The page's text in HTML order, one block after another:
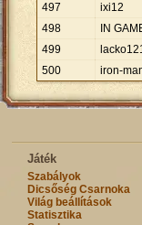
497
ixi12
498
IN
499
500
iron-
Játék
Szabályok
Dicsőség Csarnoka
Világ beállítások
Statisztika